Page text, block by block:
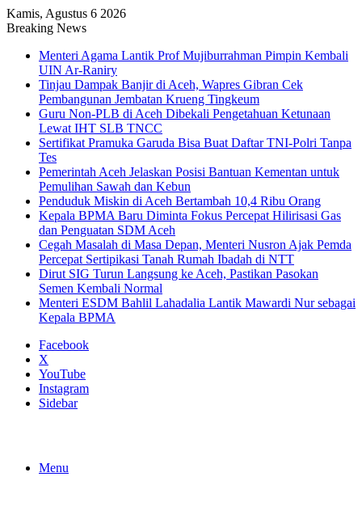
Kamis, Agustus 6 2026
Breaking News
Menteri Agama Lantik Prof Mujiburrahman Pimpin Kembali
UIN Ar-Raniry
Tinjau Dampak Banjir di Aceh, Wapres Gibran Cek
Pembangunan Jembatan Krueng Tingkeum
Guru Non-PLB di Aceh Dibekali Pengetahuan Ketunaan
Lewat IHT SLB TNCC
Sertifikat Pramuka Garuda Bisa Buat Daftar TNI-Polri Tanpa
Tes
Pemerintah Aceh Jelaskan Posisi Bantuan Kementan untuk
Pemulihan Sawah dan Kebun
Penduduk Miskin di Aceh Bertambah 10,4 Ribu Orang
Kepala BPMA Baru Diminta Fokus Percepat Hilirisasi Gas
dan Penguatan SDM Aceh
Cegah Masalah di Masa Depan, Menteri Nusron Ajak Pemda
Percepat Sertipikasi Tanah Rumah Ibadah di NTT
Dirut SIG Turun Langsung ke Aceh, Pastikan Pasokan
Semen Kembali Normal
Menteri ESDM Bahlil Lahadalia Lantik Mawardi Nur sebagai
Kepala BPMA
Facebook
X
YouTube
Instagram
Sidebar
Menu